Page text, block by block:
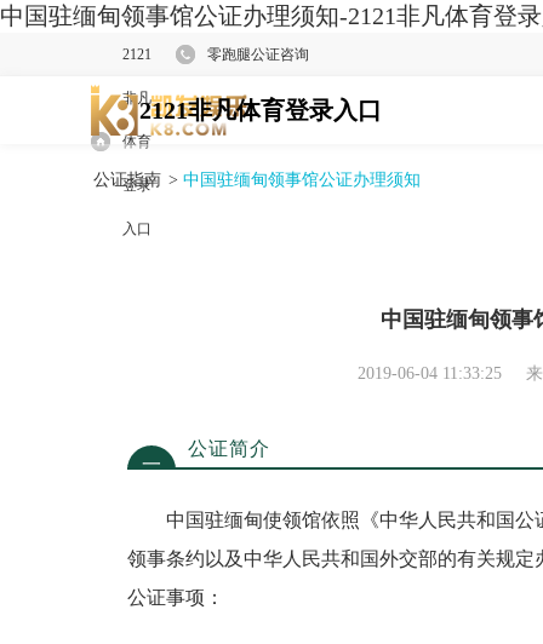
中国驻缅甸领事馆公证办理须知-2121非凡体育登
2121
非凡
体育
登录
入口
零跑腿公证咨询
2121非凡体育登录入口
公证指南 > 中国驻缅甸领事馆公证办理须知
中国驻缅甸领事
2019-06-04 11:33:25
公证简介
一
中国驻缅甸使领馆依照《中华人民共和国公
领事条约以及中华人民共和国外交部的有关规
公证事项：